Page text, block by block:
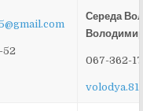
52
Середа
067-362-